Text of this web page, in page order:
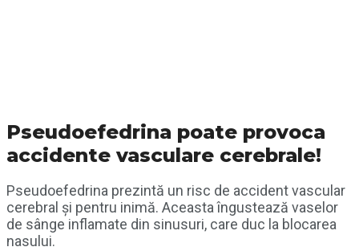
Pseudoefedrina poate provoca
accidente vasculare cerebrale!
Pseudoefedrina prezintă un risc de accident vascular
cerebral şi pentru inimă. Aceasta îngustează vaselor
de sânge inflamate din sinusuri, care duc la blocarea
nasului.